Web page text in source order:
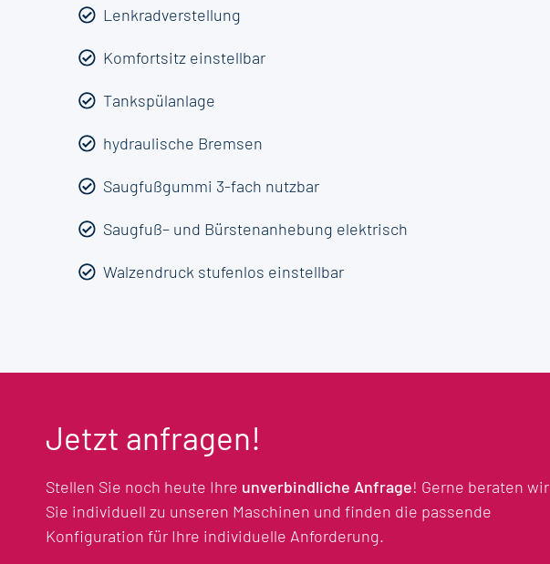
Lenkradverstellung
Komfortsitz einstellbar
Tankspülanlage
hydraulische Bremsen
Saugfußgummi 3-fach nutzbar
Saugfuß– und Bürstenanhebung elektrisch
Walzendruck stufenlos einstellbar
Jetzt anfragen!
Stellen Sie noch heute Ihre unverbindliche Anfrage! Gerne beraten wir
Sie individuell zu unseren Maschinen und finden die passende
Konfiguration für Ihre individuelle Anforderung.